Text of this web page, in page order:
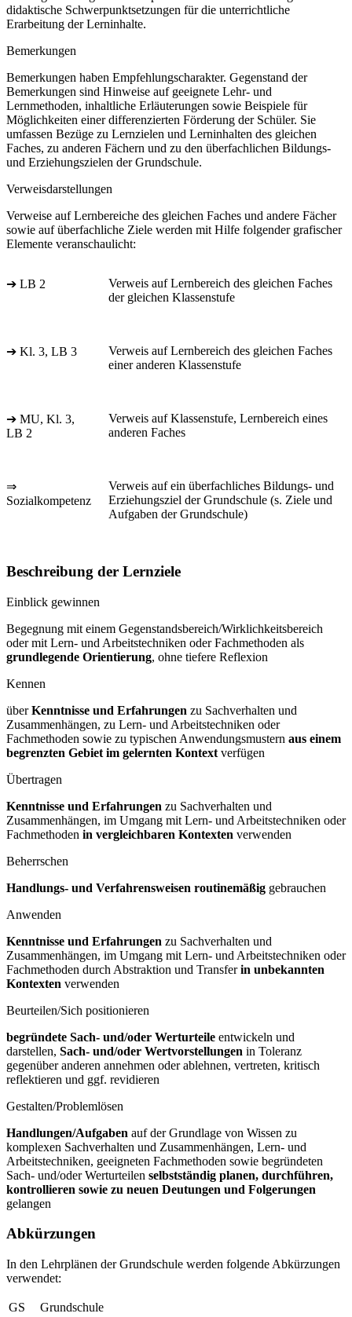
didaktische Schwerpunktsetzungen für die unterrichtliche
Erarbeitung der Lerninhalte.
Bemerkungen
Bemerkungen haben Empfehlungscharakter. Gegenstand der
Bemerkungen sind Hinweise auf geeignete Lehr- und
Lernmethoden, inhaltliche Erläuterungen sowie Beispiele für
Möglichkeiten einer differenzierten Förderung der Schüler. Sie
umfassen Bezüge zu Lernzielen und Lerninhalten des gleichen
Faches, zu anderen Fächern und zu den überfachlichen Bildungs-
und Erziehungszielen der Grundschule.
Verweisdarstellungen
Verweise auf Lernbereiche des gleichen Faches und andere Fächer
sowie auf überfachliche Ziele werden mit Hilfe folgender grafischer
Elemente veranschaulicht:
➔ LB 2
Verweis auf Lernbereich des gleichen Faches
der gleichen Klassenstufe
➔ Kl. 3, LB 3
Verweis auf Lernbereich des gleichen Faches
einer anderen Klassenstufe
➔ MU, Kl. 3,
LB 2
Verweis auf Klassenstufe, Lernbereich eines
anderen Faches
⇒
Sozialkompetenz
Verweis auf ein überfachliches Bildungs- und
Erziehungsziel der Grundschule (s. Ziele und
Aufgaben der Grundschule)
Beschreibung der Lernziele
Einblick gewinnen
Begegnung mit einem Gegenstandsbereich/Wirklichkeitsbereich
oder mit Lern- und Arbeitstechniken oder Fachmethoden als
grundlegende Orientierung, ohne tiefere Reflexion
Kennen
überKenntnisse und Erfahrungen zu Sachverhalten und
Zusammenhängen, zu Lern- und Arbeitstechniken oder
Fachmethoden sowie zu typischen Anwendungsmustern aus einem
begrenzten Gebiet im gelernten Kontext verfügen
Übertragen
Kenntnisse und Erfahrungen zu Sachverhalten und
Zusammenhängen, im Umgang mit Lern- und Arbeitstechniken oder
Fachmethoden in vergleichbaren Kontexten verwenden
Beherrschen
Handlungs- und Verfahrensweisen routinemäßig gebrauchen
Anwenden
Kenntnisse und Erfahrungen zu Sachverhalten und
Zusammenhängen, im Umgang mit Lern- und Arbeitstechniken oder
Fachmethoden durch Abstraktion und Transferin unbekannten
Kontexten verwenden
Beurteilen/Sich positionieren
begründete Sach- und/oder Werturteile entwickeln und
darstellen, Sach- und/oder Wertvorstellungen in Toleranz
gegenüber anderen annehmen oder ablehnen, vertreten, kritisch
reflektieren und ggf. revidieren
Gestalten/Problemlösen
Handlungen/Aufgaben auf der Grundlage von Wissen zu
komplexen Sachverhalten und Zusammenhängen, Lern- und
Arbeitstechniken, geeigneten Fachmethoden sowie begründeten
Sach- und/oder Werturteilen selbstständig planen, durchführen,
kontrollieren sowie zu neuen Deutungen und Folgerungen
gelangen
Abkürzungen
In den Lehrplänen der Grundschule werden folgende Abkürzungen
verwendet:
GS
Grundschule